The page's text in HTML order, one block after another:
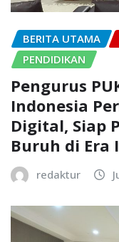
BERITA UTAMA
PENDIDIKAN
Pengurus
Indonesia
Digital, Siap
Buruh di Era
redaktur